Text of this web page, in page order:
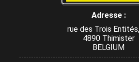
Adresse :
rue des Trois
4890 Thimister
BELGIUM